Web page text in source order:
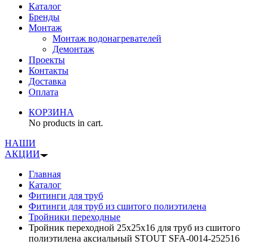
Каталог
Бренды
Монтаж
Монтаж водонагревателей
Демонтаж
Проекты
Контакты
Доставка
Оплата
КОРЗИНА
No products in cart.
НАШИ
АКЦИИ
Главная
Каталог
Фитинги для труб
Фитинги для труб из сшитого полиэтилена
Тройники переходные
Тройник переходной 25x25x16 для труб из сшитого
полиэтилена аксиальный STOUT SFA-0014-252516